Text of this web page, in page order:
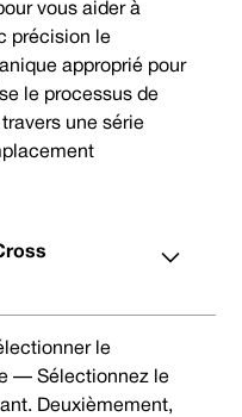
vous aider à
précision le
approprié pour
le processus de
une série
le
— Sélectionnez le
Deuxièmement,